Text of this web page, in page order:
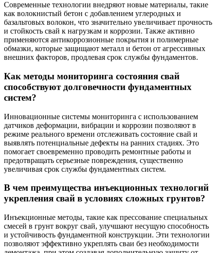
Современные технологии внедряют новые материалы, такие
как волокнистый бетон с добавлением углеродных и
базальтовых волокон, что значительно увеличивает прочность
и стойкость свай к нагрузкам и коррозии. Также активно
применяются антикоррозионные покрытия и полимерные
обмазки, которые защищают металл и бетон от агрессивных
внешних факторов, продлевая срок службы фундаментов.
Как методы мониторинга состояния свай
способствуют долговечности фундаментных
систем?
Инновационные системы мониторинга с использованием
датчиков деформации, вибрации и коррозии позволяют в
режиме реального времени отслеживать состояние свай и
выявлять потенциальные дефекты на ранних стадиях. Это
помогает своевременно проводить ремонтные работы и
предотвращать серьезные повреждения, существенно
увеличивая срок службы фундаментных систем.
В чем преимущества инъекционных технологий
укрепления свай в условиях сложных грунтов?
Инъекционные методы, такие как прессование специальных
смесей в грунт вокруг свай, улучшают несущую способность
и устойчивость фундаментной конструкции. Эти технологии
позволяют эффективно укреплять сваи без необходимости